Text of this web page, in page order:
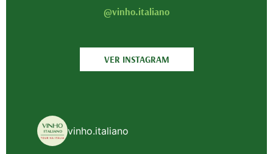
@vinho.italiano
VER INSTAGRAM
vinho.italiano